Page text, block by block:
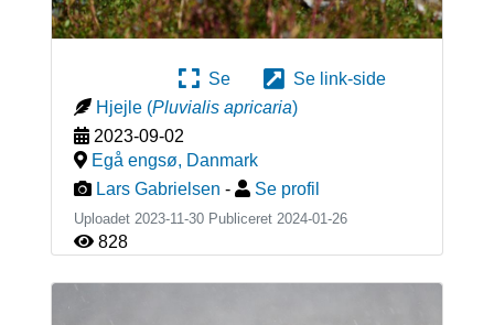
Se
Se link-side
Hjejle (Pluvialis apricaria)
2023-09-02
Egå engsø, Danmark
Lars Gabrielsen - Se profil
Uploadet 2023-11-30 Publiceret 2024-01-26
828